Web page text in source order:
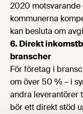
2020
kommunerna
kan besluta om
6. Direkt
branscher
För företag i
om över 50 % – i
andra leverantörer
bör ett direkt stöd